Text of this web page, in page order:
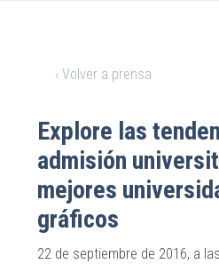
‹ Volver a prensa
Explore las
admisión
mejores
gráficos
22 de septiembre de 2016, a